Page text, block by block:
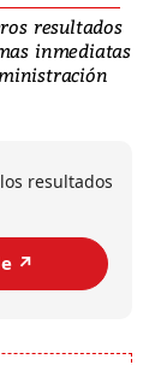
resultados
inmediatas
resultados
↗️